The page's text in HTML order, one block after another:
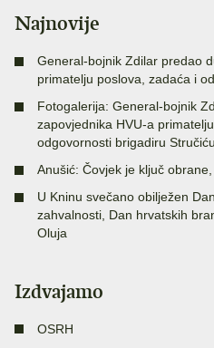
Najnovije
General-bojnik Zdilar predao
primatelju poslova, zadaća i
Fotogalerija: General-bojnik
zapovjednika HVU-a
odgovornosti brigadiru Stručiću
Anušić: Čovjek je ključ
U Kninu svečano obilježen
zahvalnosti, Dan hrvatskih
Oluja
Izdvajamo
OSRH